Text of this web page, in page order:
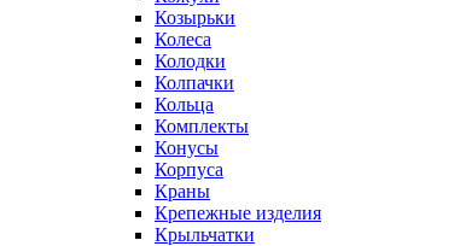
Козырьки
Колеса
Колодки
Колпачки
Кольца
Комплекты
Конусы
Корпуса
Краны
Крепежные изделия
Крыльчатки